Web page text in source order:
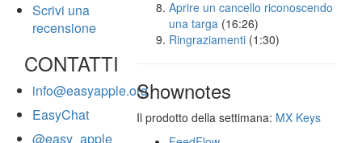
Scrivi una
recensione
CONTATTI
info@easyapple.org
EasyChat
@easy_apple
Aprire un cancello riconoscendo
una targa (16:26)
Ringraziamenti (1:30)
Shownotes
Il prodotto della settimana: MX Keys